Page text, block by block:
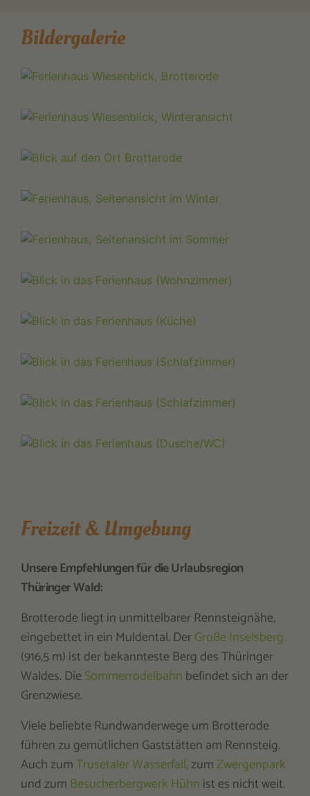
Bildergalerie
Freizeit & Umgebung
Unsere Empfehlungen für die Urlaubsregion
Thüringer Wald:
Brotterode liegt in unmittelbarer Rennsteignähe,
eingebettet in ein Muldental. Der Große Inselsberg
(916,5 m) ist der bekannteste Berg des Thüringer
Waldes. Die Sommerrodelbahn befindet sich an der
Grenzwiese.
Viele beliebte Rundwanderwege um Brotterode
führen zu gemütlichen Gaststätten am Rennsteig.
Auch zumTrusetaler Wasserfall, zumZwergenpark
und zum Besucherbergwerk Hühn ist es nicht weit.